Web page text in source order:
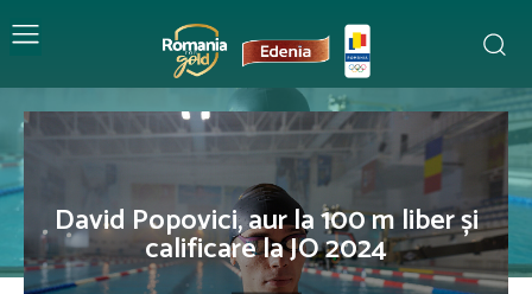
David Popovici, aur la 100 m liber și
calificare la JO 2024